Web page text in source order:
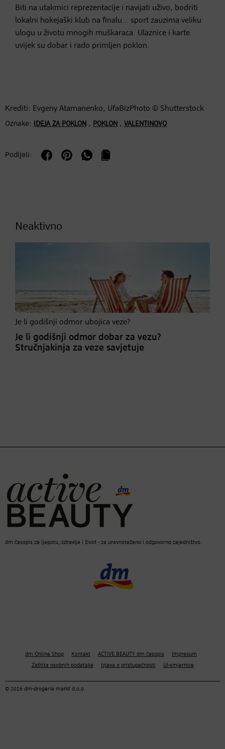
Biti na utakmici reprezentacije i navijati uživo, bodriti
lokalni hokejaški klub na finalu… sport zauzima veliku
ulogu u životu mnogih muškaraca. Ulaznice i karte
uvijek su dobar i rado primljen poklon.
Krediti: Evgeny Atamanenko, UfaBizPhoto © Shutterstock
Oznake: IDEJA ZA POKLON , POKLON , VALENTINOVO
Podijeli:
Neaktivno
Je li godišnji odmor ubojica veze?
Je li godišnji odmor dobar za vezu?
Stručnjakinja za veze savjetuje
dm časopis za ljepotu, zdravlje i život - za uravnoteženo i odgovorno zajedništvo.
dm Online Shop Kontakt ACTIVE BEAUTY dm časopis
Impresum
Zaštita osobnih podataka
Izjava o pristupačnosti UI-smjernice
© 2026 dm-drogerie markt d.o.o.